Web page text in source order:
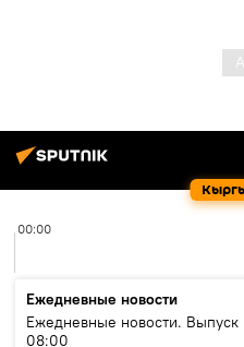
00:00
Ежедневные новости
Ежедневные новости. Выпуск
08:00